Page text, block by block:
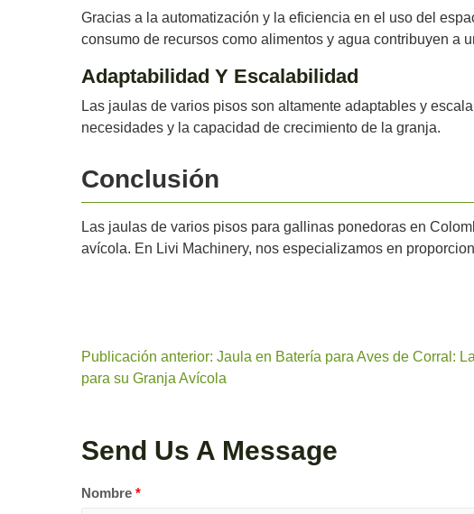
Gracias a la automatización y la eficiencia en el uso del
consumo de recursos como alimentos y agua contribuyen a
Adaptabilidad Y Escalabilidad
Las jaulas de varios pisos son altamente adaptables y
necesidades y la capacidad de crecimiento de la granja.
Conclusión
Las jaulas de varios pisos para gallinas ponedoras en
avícola. En Livi Machinery, nos especializamos en
Publicación anterior: Jaula en Batería para Aves de Corral:
para su Granja Avícola
Send Us A Message
Nombre *